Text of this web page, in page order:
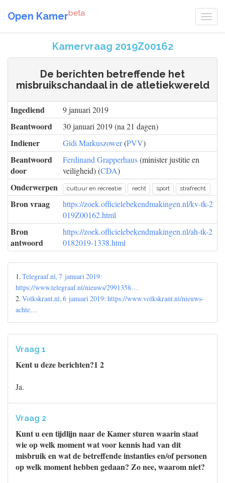
Open Kamerbeta
Kamervraag 2019Z00162
De berichten betreffende het
misbruikschandaal in de atletiekwereld
Ingediend 9 januari 2019
Beantwoord 30 januari 2019 (na 21 dagen)
Indiener Gidi Markuszower(PVV)
Beantwoord
door
Ferdinand Grapperhaus(minister justitie en
veiligheid) (CDA)
Onderwerpen cultuur en recreatie recht sport strafrecht
Bron vraag
https://zoek.officielebekendmakingen.nl/kv-tk-2
019Z00162.html
Bron
antwoord
https://zoek.officielebekendmakingen.nl/ah-tk-2
0182019-1338.html
1.Telegraaf.nl, 7 januari 2019:
https://www.telegraaf.nl/nieuws/2991358…
2.Volkskrant.nl, 6 januari 2019: https://www.volkskrant.nl/nieuws-
achte…
Vraag 1
Kent u deze berichten?1 2
Ja.
Vraag 2
Kunt u een tijdlijn naar de Kamer sturen waarin staat
wie op welk moment wat voor kennis had van dit
misbruik en wat de betreffende instanties en/of personen
op welk moment hebben gedaan? Zo nee, waarom niet?